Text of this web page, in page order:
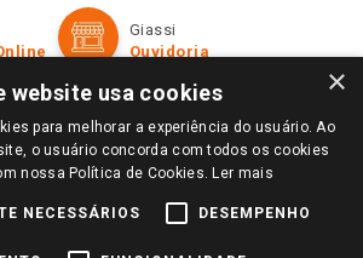
Giassi
Ouvidoria
×
website usa cookies
para melhorar a experiência do usuário. Ao
o usuário concorda com todos os cookies
nossa Política de Cookies. Ler mais
NECESSÁRIOS DESEMPENHO